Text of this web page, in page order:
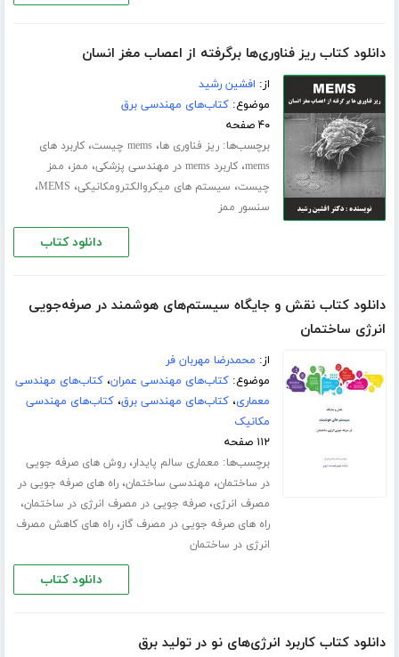
دانلود کتاب ریز فناوری‌ها برگرفته از اعصاب مغز انسان
از: افشین رشید
موضوع:کتاب‌های مهندسی برق
۴۰ صفحه
برچسب‌ها:ریز فناوری ها،mems چیست ،کاربرد های
mems،کاربرد mems در مهندسی پزشکی ، ممز، ممز
چیست، سیستم های میکروالکترومکانیکی، MEMS،
سنسور ممز
دانلود کتاب
دانلود کتاب نقش و جایگاه سیستم‌های هوشمند در صرفه‌جویی
انرژی ساختمان
از: محمدرضا مهربان فر
موضوع:کتاب‌های مهندسی عمران،کتاب‌های مهندسی
معماری،کتاب‌های مهندسی برق،کتاب‌های مهندسی
مکانیک
۱۱۲ صفحه
برچسب‌ها: معماری سالم پایدار،روش های صرفه جویی
در ساختمان، مهندسی ساختمان،راه های صرفه جویی در
مصرف انرژی،صرفه جویی در مصرف انرژی در ساختمان،
راه های صرفه جویی در مصرف گاز،راه های کاهش مصرف
انرژی در ساختمان
دانلود کتاب
دانلود کتاب کاربرد انرژی‌های نو در تولید برق